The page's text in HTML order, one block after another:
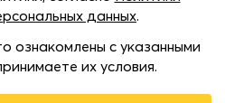
Птица, цокольный этаж
Индиго Life, 3 этаж